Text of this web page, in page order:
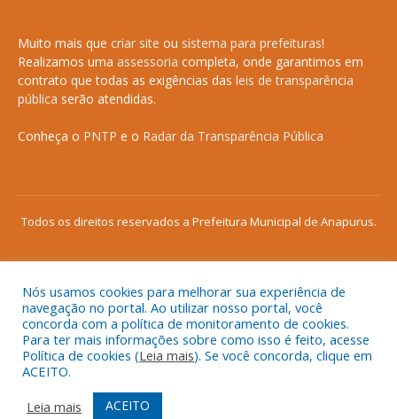
Muito mais que criar site ou sistema para prefeituras!
Realizamos uma assessoria completa, onde garantimos em
contrato que todas as exigências das leis de transparência
pública serão atendidas.
Conheça o PNTP e o Radar da Transparência Pública
Todos os direitos reservados a Prefeitura Municipal de Anapurus.
Mapa do Site
Acessar Área Administrativa
Acessar o Webmail
Nós usamos cookies para melhorar sua experiência de
navegação no portal. Ao utilizar nosso portal, você
concorda com a política de monitoramento de cookies.
Para ter mais informações sobre como isso é feito, acesse
Política de cookies (Leia mais). Se você concorda, clique em
ACEITO.
Leia mais
ACEITO